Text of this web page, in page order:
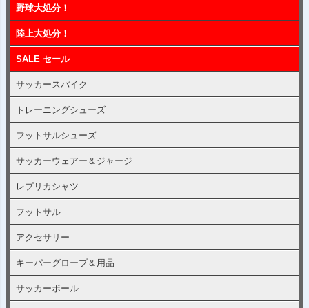
野球大処分！
陸上大処分！
SALE セール
サッカースパイク
トレーニングシューズ
フットサルシューズ
サッカーウェアー＆ジャージ
レプリカシャツ
フットサル
アクセサリー
キーパーグローブ＆用品
サッカーボール